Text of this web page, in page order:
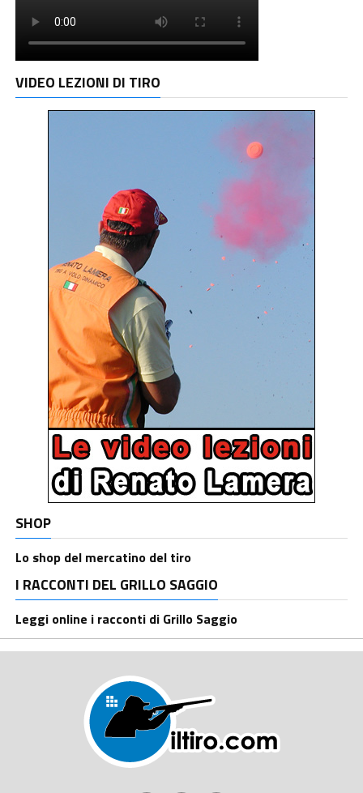
VIDEO LEZIONI DI TIRO
SHOP
Lo shop del mercatino del tiro
I RACCONTI DEL GRILLO SAGGIO
Leggi online i racconti di Grillo Saggio